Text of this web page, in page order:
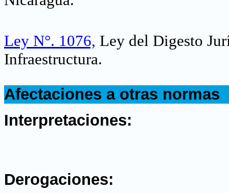
Ley N°. 1076, Ley del Digesto
Infraestructura.
Afectaciones a otras normas
Interpretaciones:
Derogaciones: